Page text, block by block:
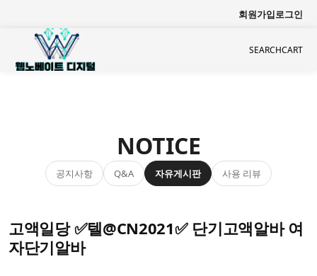
회원가입로그인
SEARCHCART
NOTICE
공지사항 Q&A 자유게시판 사용 리뷰
고액일당 ✅텔@CN2021✅ 단기고액알바 여
자단기알바